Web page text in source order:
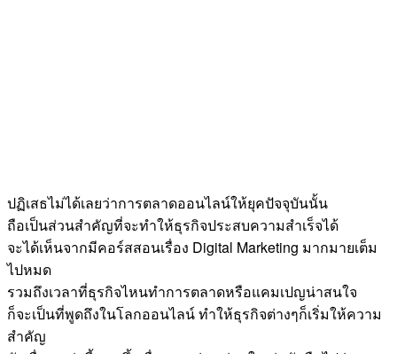
ปฏิเสธไม่ได้เลยว่าการตลาดออนไลน์ให้ยุคปัจจุบันนั้น
ถือเป็นส่วนสำคัญที่จะทำให้ธุรกิจประสบความสำเร็จได้
จะได้เห็นจากมีคอร์สสอนเรื่อง Digital Marketing มากมายเต็ม
ไปหมด
รวมถึงเวลาที่ธุรกิจไหนทำการตลาดหรือแคมเปญน่าสนใจ
ก็จะเป็นที่พูดถึงในโลกออนไลน์ ทำให้ธุรกิจต่างๆก็เริ่มให้ความ
สำคัญ